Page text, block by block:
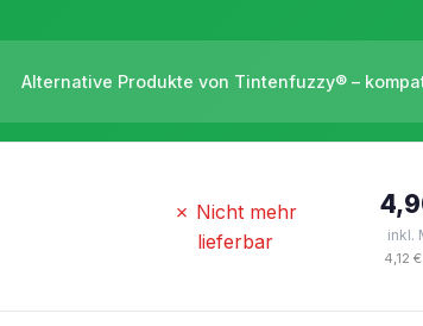
Alternative Produkte von Tintenfuzzy® –
✗ Nicht mehr
lieferbar
inkl.
4,12